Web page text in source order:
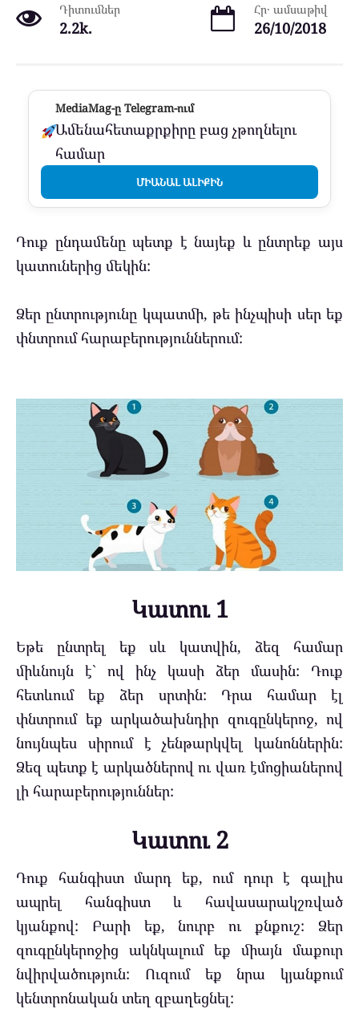
Դիտումներ
2.2k.
Հր․ ամսաթիվ
26/10/2018
MediaMag-ը Telegram-ում
Ամենահետաքրքիրը բաց չթողնելու
համար
ՄԻԱՆԱԼ ԱԼԻՔԻՆ
Դուք ընդամենը պետք է նայեք և ընտրեք այս
կատուներից մեկին:
Ձեր ընտրությունը կպատմի, թե ինչպիսի սեր եք
փնտրում հարաբերություններում:
Կատու 1
Եթե ընտրել եք սև կատվին, ձեզ համար
միևնույն է` ով ինչ կասի ձեր մասին: Դուք
հետևում եք ձեր սրտին: Դրա համար էլ
փնտրում եք արկածախնդիր զուգընկերոջ, ով
նույնպես սիրում է չենթարկվել կանոններին:
Ձեզ պետք է արկածներով ու վառ էմոցիաներով
լի հարաբերություններ:
Կատու 2
Դուք հանգիստ մարդ եք, ում դուր է գալիս
ապրել հանգիստ և հավասարակշռված
կյանքով: Բարի եք, նուրբ ու քնքուշ: Ձեր
զուգընկերոջից ակնկալում եք միայն մաքուր
նվիրվածություն: Ուզում եք նրա կյանքում
կենտրոնական տեղ զբաղեցնել: